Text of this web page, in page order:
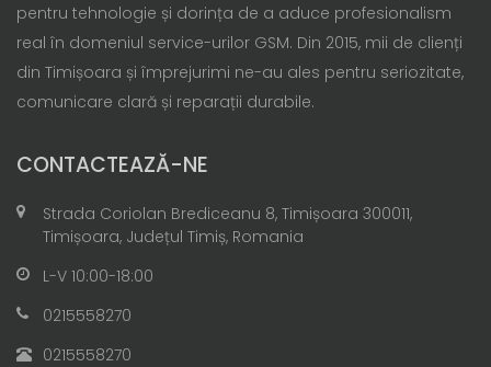
pentru tehnologie și dorința de a aduce profesionalism
real în domeniul service-urilor GSM. Din 2015, mii de clienți
din Timișoara și împrejurimi ne-au ales pentru seriozitate,
comunicare clară și reparații durabile.
CONTACTEAZĂ-NE
Strada Coriolan Brediceanu 8, Timișoara 300011,
Timișoara, Județul Timiș, Romania
L-V 10:00-18:00
0215558270
0215558270